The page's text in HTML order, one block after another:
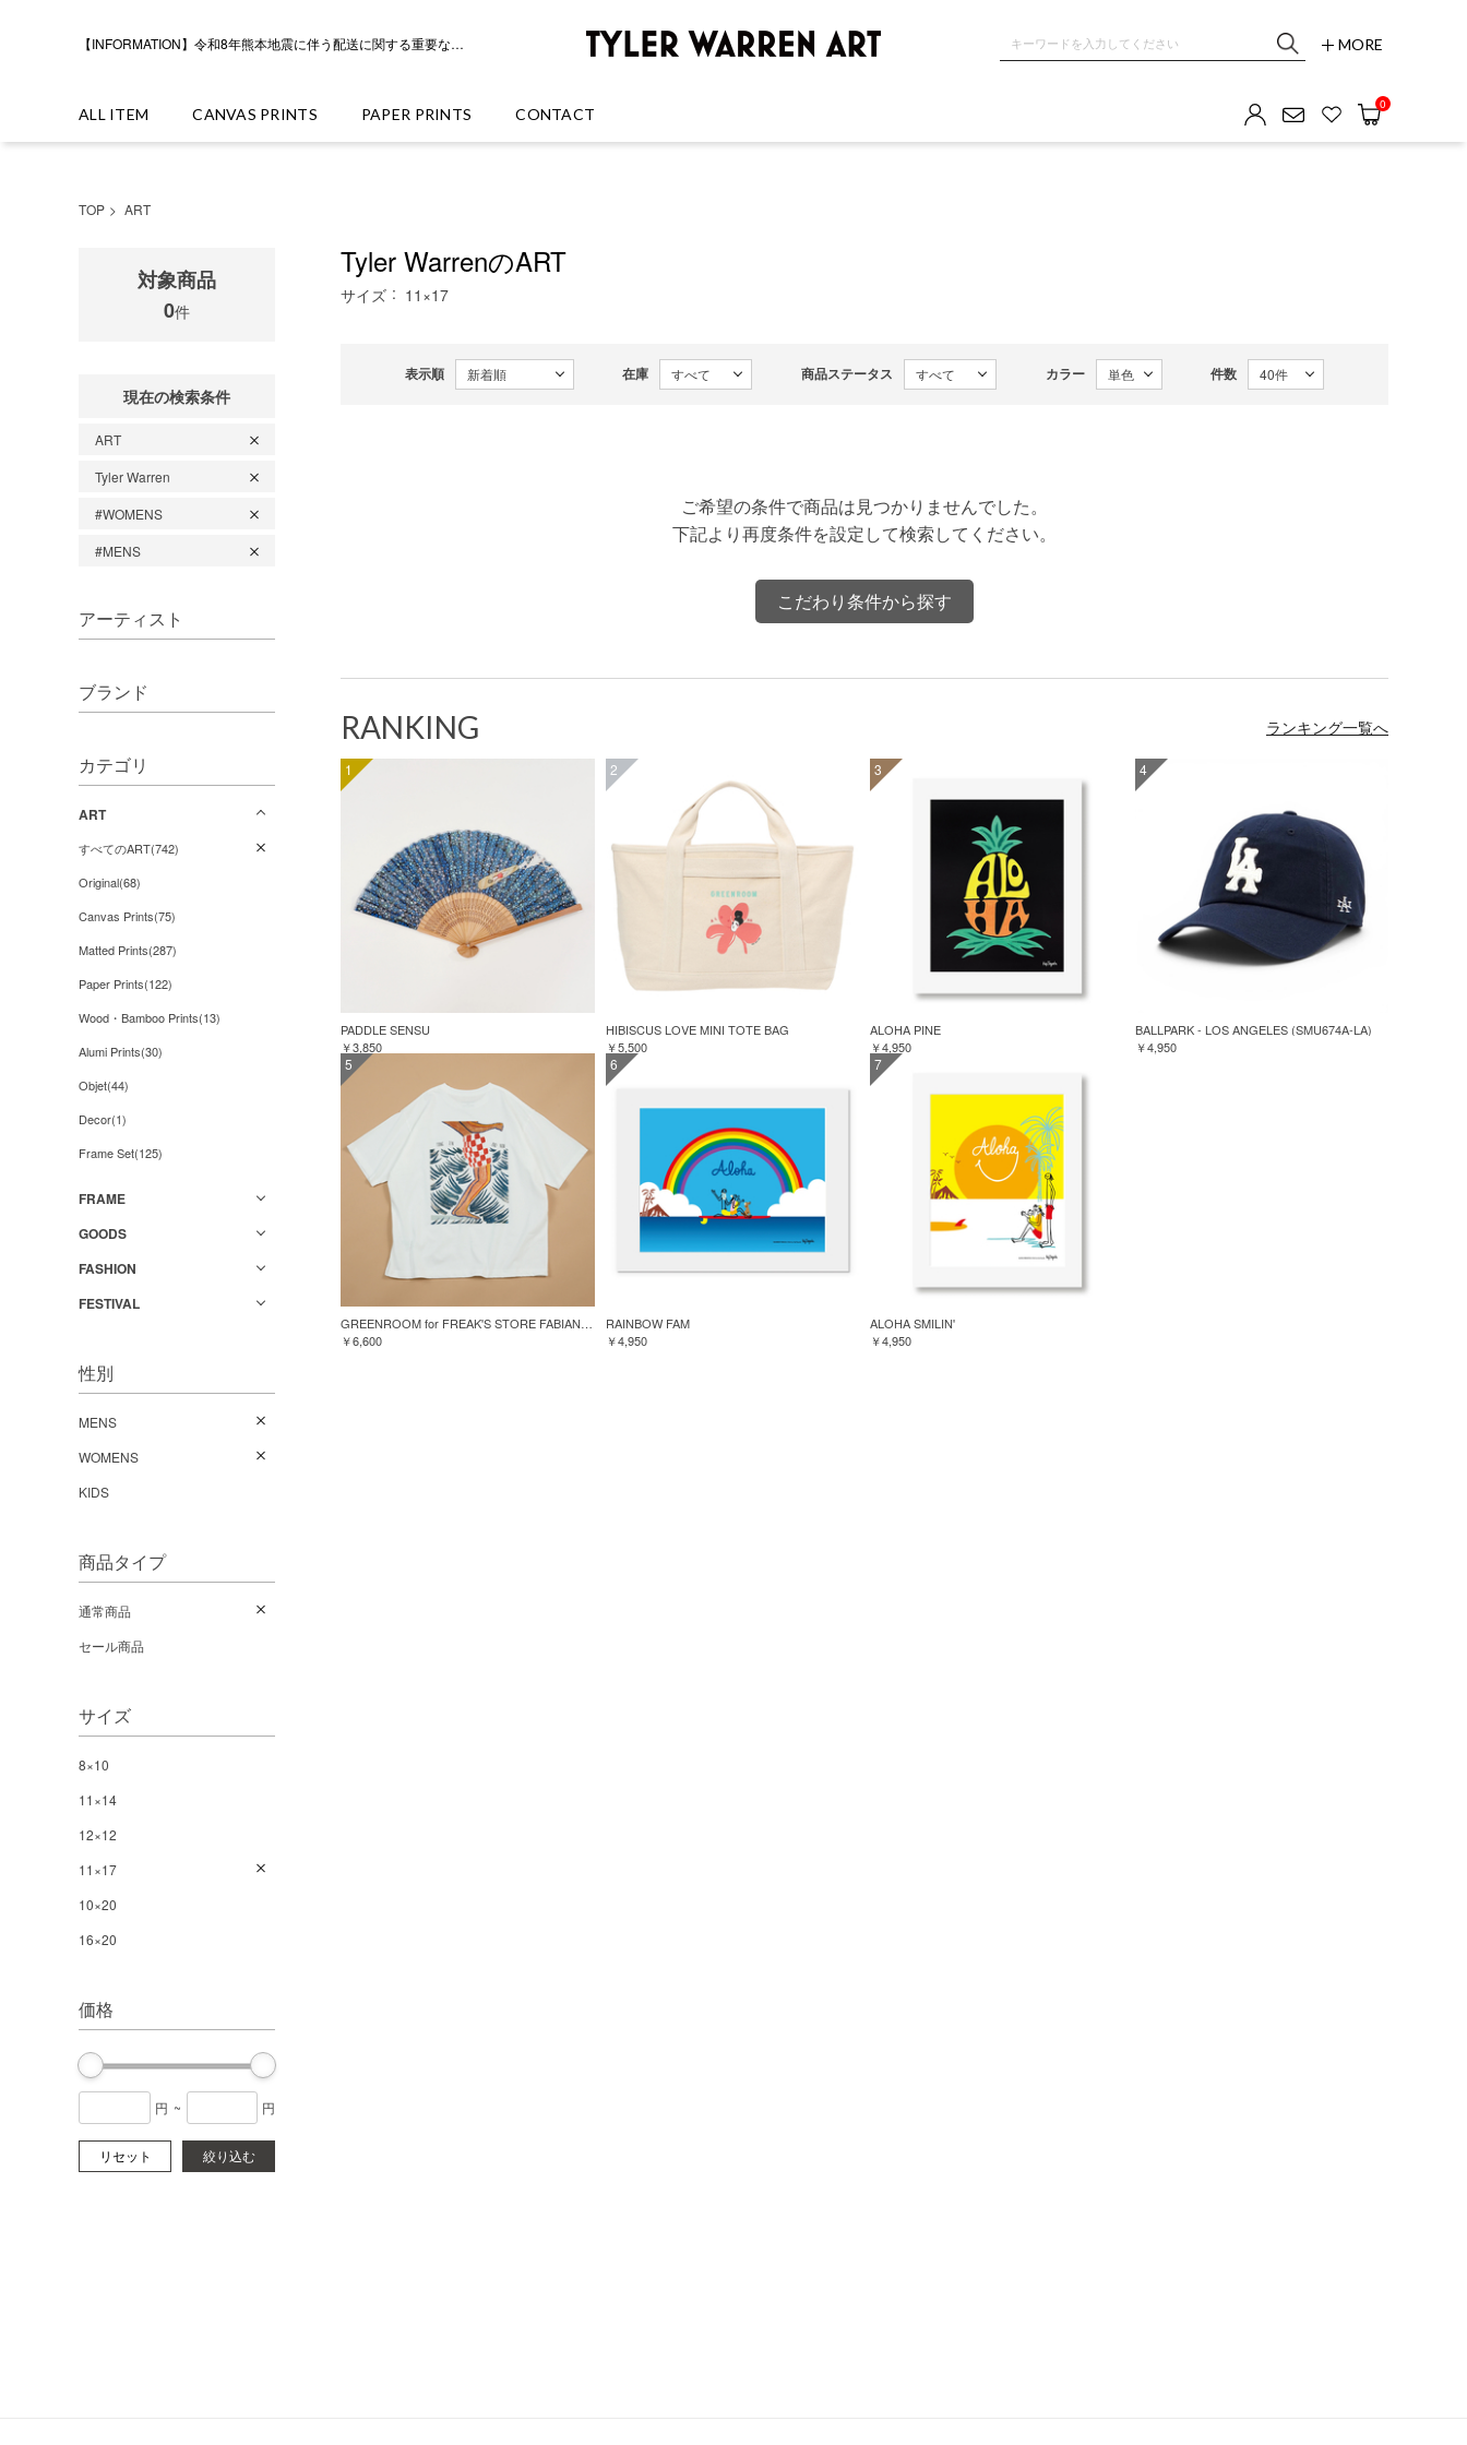
【INFORMATION】令和8年熊本地震に伴う配送に関する重要なお知らせ GREENROOM GALLERY MORE
ALL ITEM CANVAS PRINTS PAPER PRINTS CONTACT
0
TOP ART
対象商品
0件
現在の検索条件
ART
Tyler Warren
#WOMENS
#MENS
アーティスト
ブランド
カテゴリ
ART
すべてのART(742)
Original(68)
Canvas Prints(75)
Matted Prints(287)
Paper Prints(122)
Wood・Bamboo Prints(13)
Alumi Prints(30)
Objet(44)
Decor(1)
Frame Set(125)
FRAME
GOODS
FASHION
FESTIVAL
性別
MENS
WOMENS
KIDS
商品タイプ
通常商品
セール商品
サイズ
8×10
11×14
12×12
11×17
10×20
16×20
価格
円 ~ 円
リセット 絞り込む
Tyler WarrenのART
サイズ 11×17
表示順 在庫 商品ステータス カラー 件数
ご希望の条件で商品は見つかりませんでした。
下記より再度条件を設定して検索してください。
こだわり条件から探す
RANKING ランキング一覧へ
1
PADDLE SENSU
￥3,850
2
HIBISCUS LOVE MINI TOTE BAG
￥5,500
3
ALOHA PINE
￥4,950
4
BALLPARK - LOS ANGELES (SMU674A-LA)
￥4,950
5
GREENROOM for FREAK'S STORE FABIAN LAVATER S/S TEE
￥6,600
6
RAINBOW FAM
￥4,950
7
ALOHA SMILIN'
￥4,950